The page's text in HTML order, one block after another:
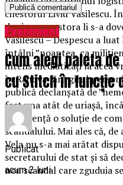
chestorul Liviu Vasilescu.
de sine a acestora li s-a
Vasilescu – Despescu a
întâlni ”noaptea, ca
intens mediatizați la acea
în Rahova fără girul
publică declanșată de
fost una atât de uriașă,
de urgență o soluție de
scandalului. Mai ales că,
Vela nu s-a mai arătat
secretarului de stat și să
nou scandal care zguduia
Eveniment
Cum alegi paleta
cu Stitch în funcție
Publicat
acum 2 luni